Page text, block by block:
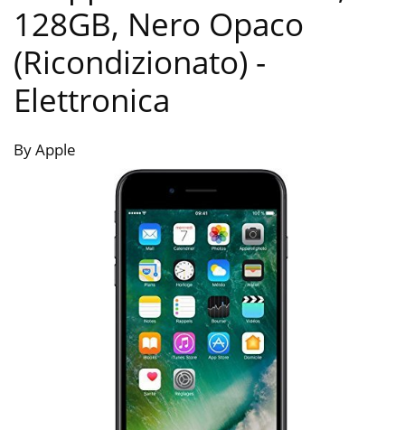
128GB, Nero Opaco
(Ricondizionato) -
Elettronica
By Apple